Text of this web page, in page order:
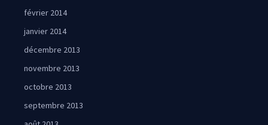
février 2014
janvier 2014
décembre 2013
novembre 2013
octobre 2013
septembre 2013